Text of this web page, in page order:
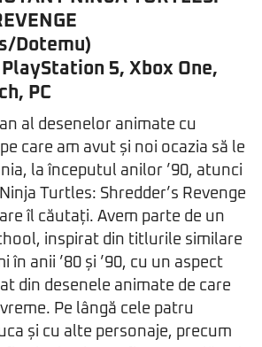
Dotemu)
5, Xbox One,
PC
al desenelor animate cu
care am avut și noi ocazia să le
la începutul anilor ’90, atunci
Turtles: Shredder’s Revenge
îl căutați. Avem parte de un
inspirat din titlurile similare
în anii ’80 și ’90, cu un aspect
din desenele animate de care
Pe lângă cele patru
și cu alte personaje, precum